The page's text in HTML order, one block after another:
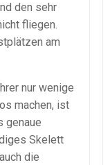
den sehr
fliegen.
am
nur wenige
machen, ist
genaue
Skelett
die